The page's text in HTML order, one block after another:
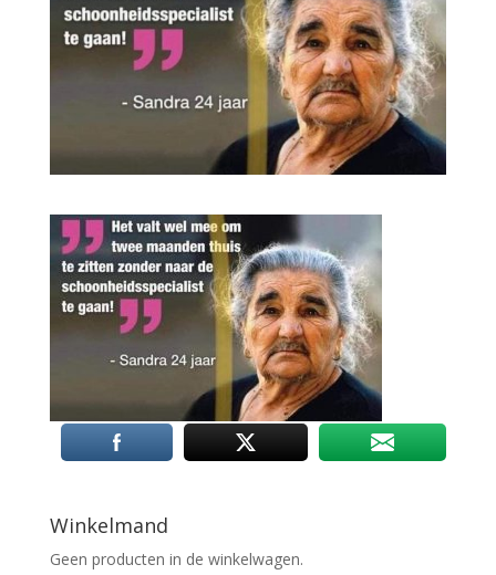
Winkelmand
Geen producten in de winkelwagen.